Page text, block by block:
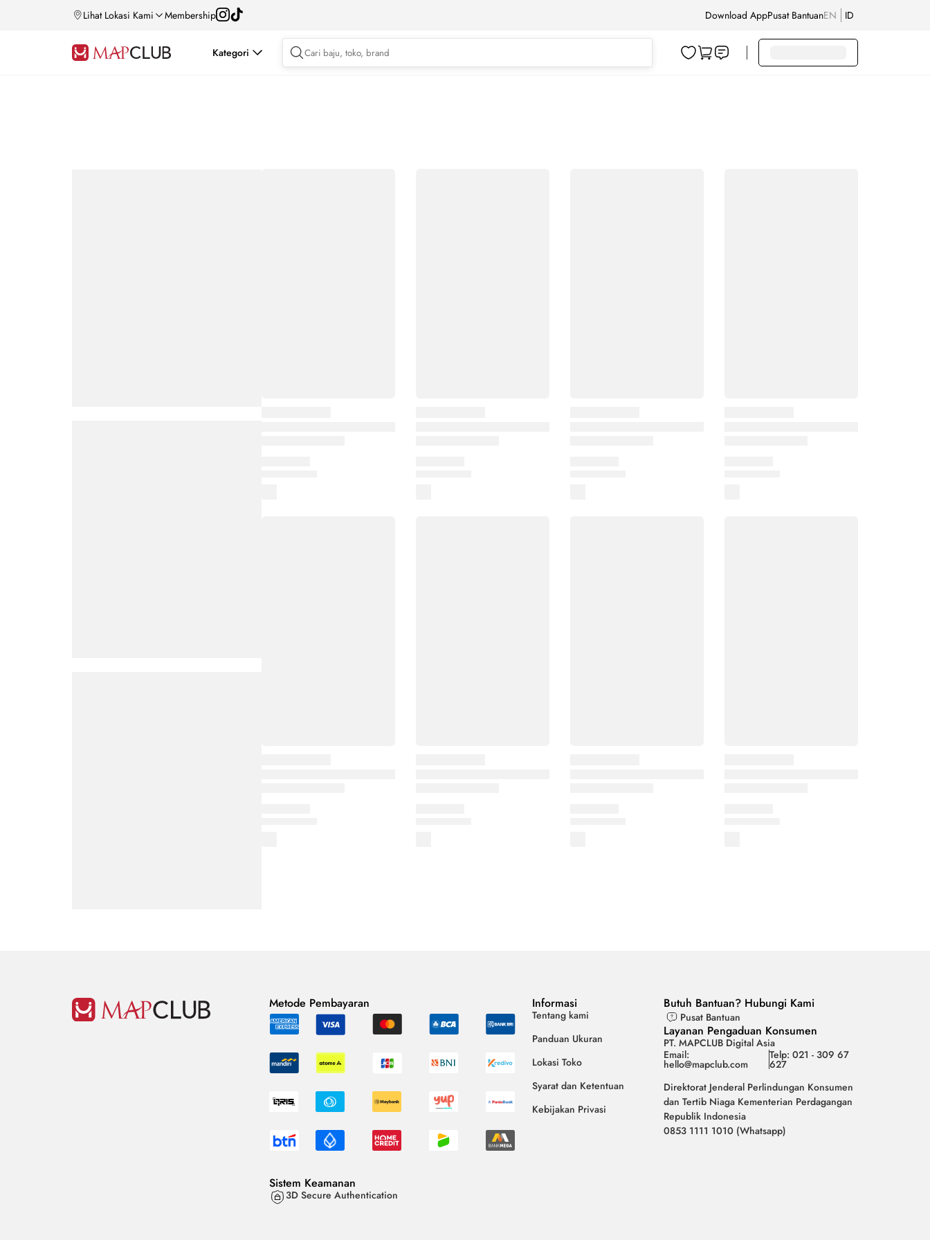
Lihat Lokasi Kami Membership Download AppPusat BantuanEN ID
Kategori
Metode Pembayaran
Sistem Keamanan
3D Secure Authentication
Informasi
Tentang kami
Panduan Ukuran
Lokasi Toko
Syarat dan Ketentuan
Kebijakan Privasi
Butuh Bantuan? Hubungi Kami
Pusat Bantuan
Layanan Pengaduan Konsumen
PT. MAPCLUB Digital Asia
Email:
hello@mapclub.com
Telp: 021 - 309 67
627
Direktorat Jenderal Perlindungan Konsumen
dan Tertib Niaga Kementerian Perdagangan
Republik Indonesia
0853 1111 1010 (Whatsapp)